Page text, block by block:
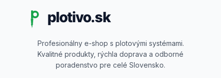
Profesionálny e-shop s plotovými systémami.
Kvalitné produkty, rýchla doprava a odborné
poradenstvo pre celé Slovensko.